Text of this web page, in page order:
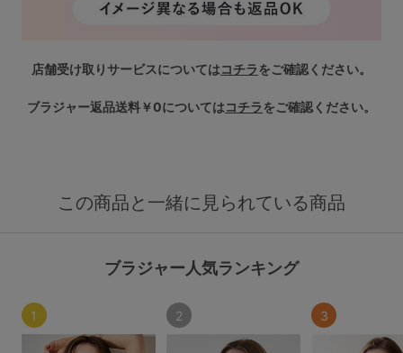
店舗受け取りサービスについてはコチラ をご確認ください。
ブラジャー返品送料￥0についてはコチラ をご確認ください。
この商品と一緒に見られている商品
ブラジャー人気ランキング
1 2 3